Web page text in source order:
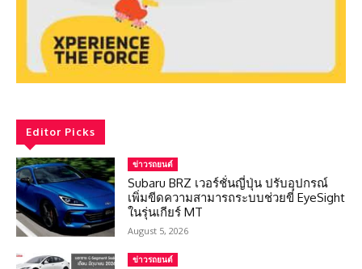
Editor Picks
ข่าวรถยนต์
Subaru BRZ เวอร์ชั่นญี่ปุ่น ปรับอุปกรณ์
เพิ่มขีดความสามารถระบบช่วยขี่ EyeSight
ในรุ่นเกียร์ MT
August 5, 2026
ข่าวรถยนต์